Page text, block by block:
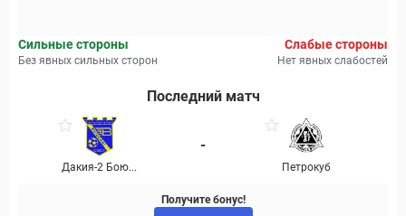
Сильные стороны
Без явных сильных сторон
Слабые стороны
Нет явных слабостей
Последний матч
Дакия-2 Бою...
-
Петрокуб
Получите бонус!